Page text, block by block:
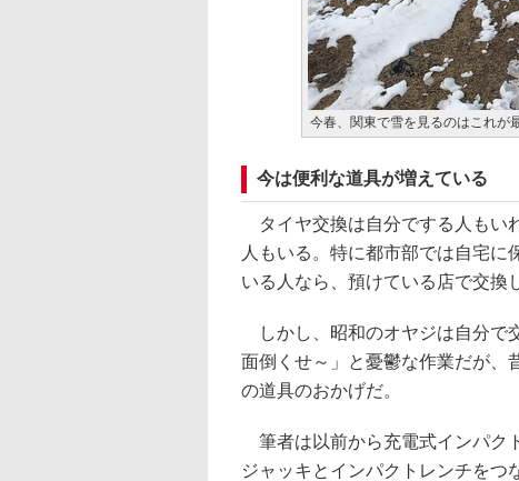
今春、関東で雪を見るのはこれ
今は便利な道具が増えている
タイヤ交換は自分でする人もい
人もいる。特に都市部では自宅に
いる人なら、預けている店で交換
しかし、昭和のオヤジは自分で
面倒くせ～」と憂鬱な作業だが、
の道具のおかげだ。
筆者は以前から充電式インパク
ジャッキとインパクトレンチをつ